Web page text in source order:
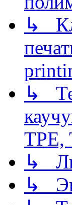
↳
↳
TPE,
↳
↳